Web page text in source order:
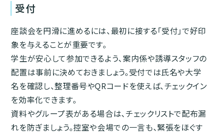
受付
座談会を円滑に進めるには、最初に接する「受付」で好印
象を与えることが重要です。
学生が安心して参加できるよう、案内係や誘導スタッフの
配置は事前に決めておきましょう。受付では氏名や大学
名を確認し、整理番号やQRコードを使えば、チェックイン
を効率化できます。
資料やグループ表がある場合は、チェックリストで配布漏
れを防ぎましょう。控室や会場での一言も、緊張をほぐす